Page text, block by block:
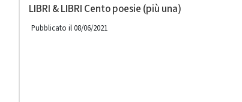
LIBRI & LIBRI Cento poesie (più una)
Pubblicato il 08/06/2021